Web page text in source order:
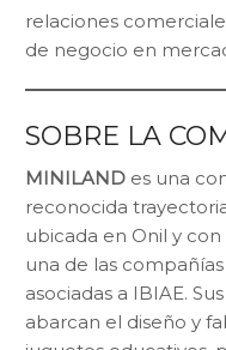
relaciones
de negocio en
SOBRE LA
MINILAND es una
reconocida
ubicada en Onil y
una de las
asociadas a IBIAE.
abarcan el diseño y